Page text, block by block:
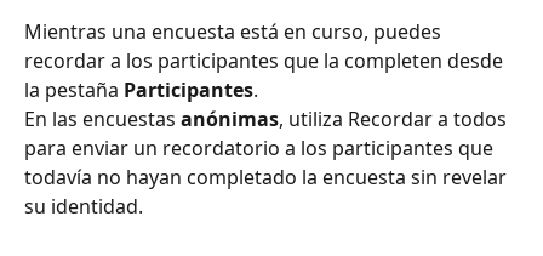
Mientras una encuesta está en curso, puedes
recordar a los participantes que la completen desde
la pestaña Participantes.
En las encuestas anónimas, utiliza Recordar a todos
para enviar un recordatorio a los participantes que
todavía no hayan completado la encuesta sin revelar
su identidad.